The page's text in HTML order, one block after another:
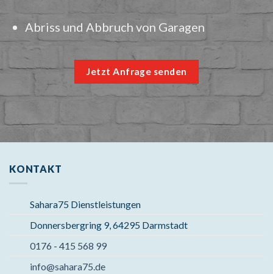
Abriss und Abbruch von Garagen
Jetzt Anfrage senden
KONTAKT
Sahara75 Dienstleistungen
Donnersbergring 9, 64295 Darmstadt
0176 - 415 568 99
info@sahara75.de